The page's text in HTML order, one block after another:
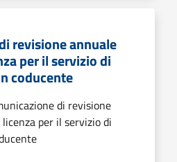
revisione annuale
per il servizio di
coducente
di revisione
per il servizio di